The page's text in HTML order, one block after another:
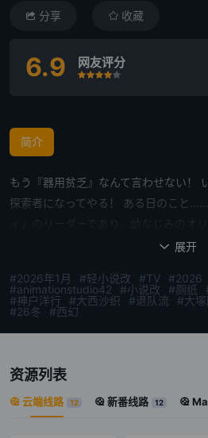
分享 收藏
6.9 网友评分
很差较差还行
推荐
力荐
简介
もう『器用贫乏』なんて言わせない！
探索者になってやる！ ある日のこと
に追放を言い渡されたオルン・ドゥー
间をサポートしてきたオルンにとって
なかった。 しかし、苦楽を共にしてき
决意を新たに、 ソロ活动を始めるの
理不尽さへと立ち向かう力… 新たなる
命を大きく変える。 大切な仲间を护る
 展开
#2026年1月 #轻小说改 #TV #2026
#animationstudio42
#小说改 #厕纸
#神户洋行
#大西沙织 #退队流 #大
#26冬
#西幻
资源列表
云端线路 12 新番线路 12